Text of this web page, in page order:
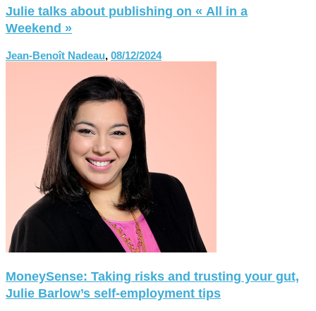
Julie talks about publishing on « All in a
Weekend »
Jean-Benoît Nadeau, 08/12/2024
MoneySense: Taking risks and trusting your gut,
Julie Barlow’s self-employment tips